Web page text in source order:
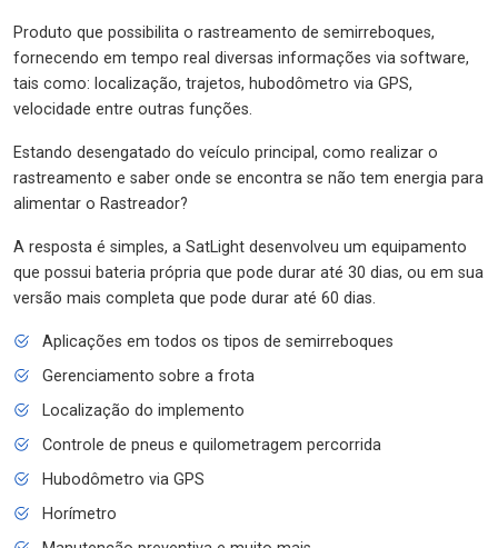
Produto que possibilita o rastreamento de semirreboques,
fornecendo em tempo real diversas informações via software,
tais como: localização, trajetos, hubodômetro via GPS,
velocidade entre outras funções.
Estando desengatado do veículo principal, como realizar o
rastreamento e saber onde se encontra se não tem energia para
alimentar o Rastreador?
A resposta é simples, a SatLight desenvolveu um equipamento
que possui bateria própria que pode durar até 30 dias, ou em sua
versão mais completa que pode durar até 60 dias.
Aplicações em todos os tipos de semirreboques
Gerenciamento sobre a frota
Localização do implemento
Controle de pneus e quilometragem percorrida
Hubodômetro via GPS
Horímetro